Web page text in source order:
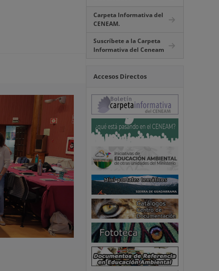
Carpeta Informativa del
CENEAM.
Suscríbete a la Carpeta
Informativa del Ceneam
Accesos Directos